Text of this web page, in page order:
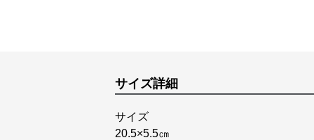
サイズ詳細
サイズ
20.5×5.5㎝